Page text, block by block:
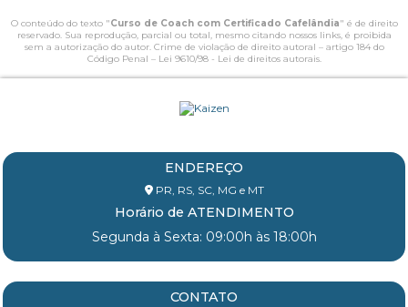
O conteúdo do texto "Curso de Coach com Certificado Cafelândia" é de direito
reservado. Sua reprodução, parcial ou total, mesmo citando nossos links, é proibida
sem a autorização do autor. Crime de violação de direito autoral – artigo 184 do
Código Penal – Lei 9610/98 - Lei de direitos autorais.
ENDEREÇO
PR, RS, SC, MG e MT
Horário de ATENDIMENTO
Segunda à Sexta: 09:00h às 18:00h
CONTATO